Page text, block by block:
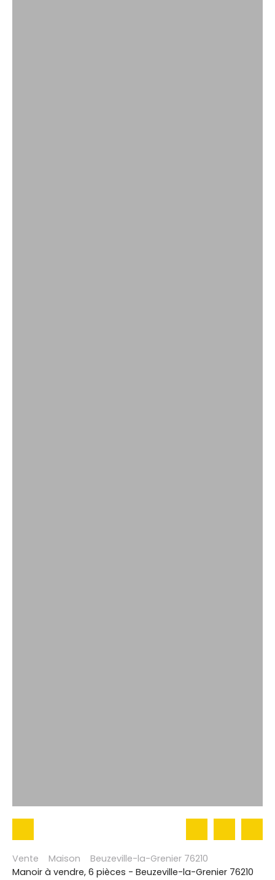
Vente Maison
Beuzeville-la-Grenier 76210
Manoir à vendre, 6 pièces - Beuzeville-la-Grenier 76210